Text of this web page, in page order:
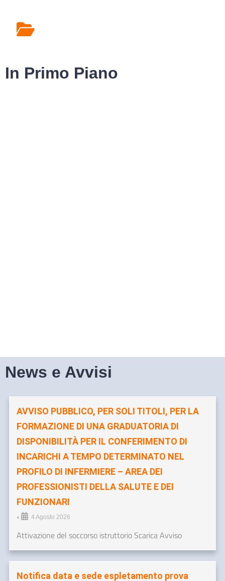
In Primo Piano
News e Avvisi
AVVISO PUBBLICO, PER SOLI TITOLI, PER LA
FORMAZIONE DI UNA GRADUATORIA DI
DISPONIBILITÀ PER IL CONFERIMENTO DI
INCARICHI A TEMPO DETERMINATO NEL
PROFILO DI INFERMIERE – AREA DEI
PROFESSIONISTI DELLA SALUTE E DEI
FUNZIONARI
• 4 Agosto 2026
Attivazione del soccorso istruttorio Scarica Avviso
Notifica data e sede espletamento prova